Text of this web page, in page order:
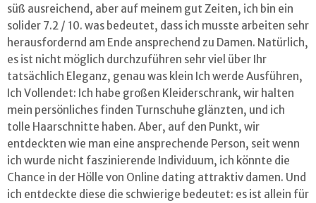
süß ausreichend, aber auf meinem gut Zeiten, ich bin ein
solider 7.2 / 10. was bedeutet, dass ich musste arbeiten sehr
herausfordernd am Ende ansprechend zu Damen. Natürlich,
es ist nicht möglich durchzuführen sehr viel über Ihr
tatsächlich Eleganz, genau was klein Ich werde Ausführen,
Ich Vollendet: Ich habe großen Kleiderschrank, wir halten
mein persönliches finden Turnschuhe glänzten, und ich
tolle Haarschnitte haben. Aber, auf den Punkt, wir
entdeckten wie man eine ansprechende Person, seit wenn
ich wurde nicht faszinierende Individuum, ich könnte die
Chance in der Hölle von Online dating attraktiv damen. Und
ich entdeckte diese die schwierige bedeutet: es ist allein für